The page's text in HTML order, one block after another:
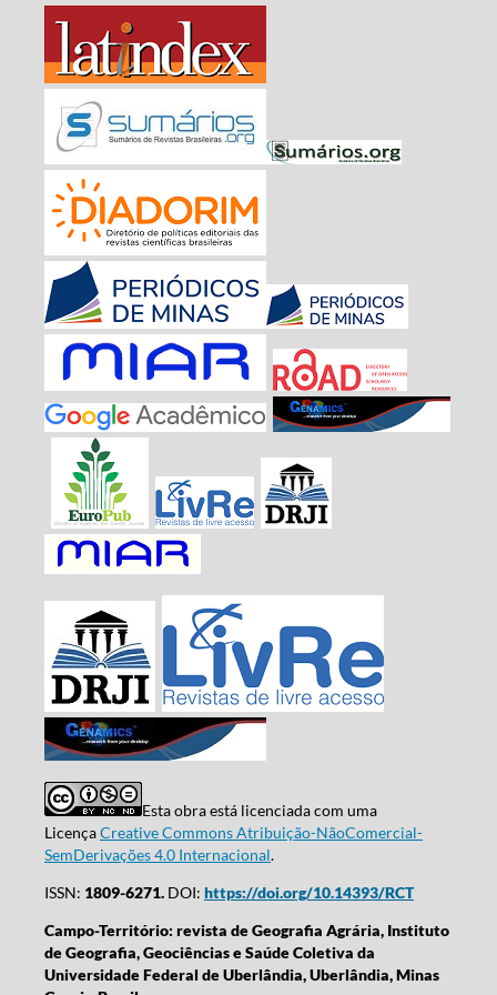
Esta obra está licenciada com uma
LicençaCreative Commons Atribuição-NãoComercial-
SemDerivações 4.0 Internacional.
ISSN: 1809-6271.DOI: https://doi.org/10.14393/RCT
Campo-Território: revista de Geografia Agrária, Instituto
de Geografia, Geociências e Saúde Coletiva da
Universidade Federal de Uberlândia, Uberlândia, Minas